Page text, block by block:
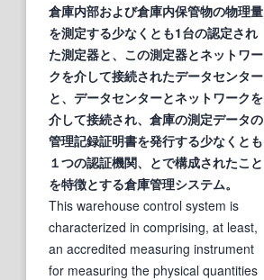
倉庫内部および倉庫内保管物の物理量
を測定する少なくとも1台の認定され
た測定器と、この測定器とネットワー
クを介して接続されたデータセンター
と、データセンターとネットワークを
介して接続され、 倉庫の測定データの
管理記録証明書を発行する少なくとも
１つの認証機関、とで構成されたこと
を特徴とする倉庫管理システム。
This warehouse control system is
characterized in comprising, at least,
an accredited measuring instrument
for measuring the physical quantities